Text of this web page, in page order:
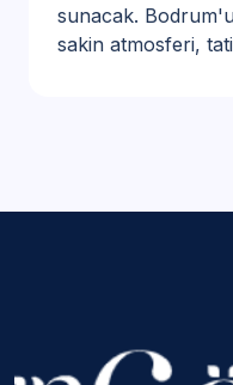
sunacak.
sakin atmosferi,